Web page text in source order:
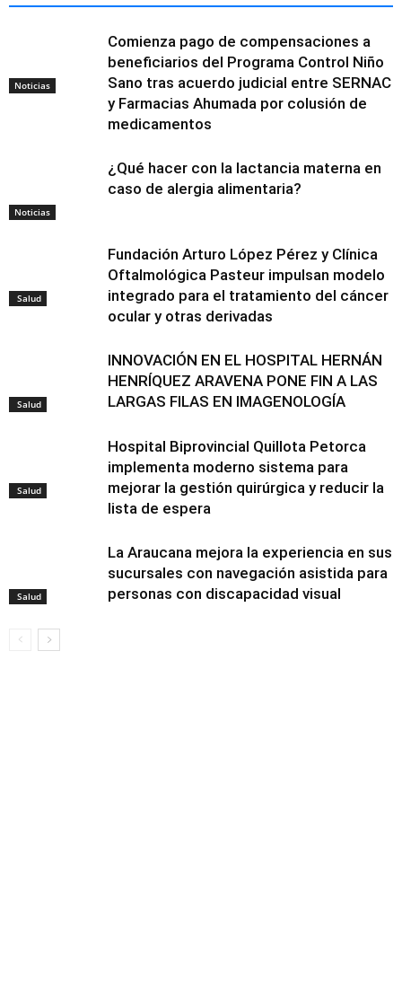
Noticias
Comienza pago de compensaciones a
beneficiarios del Programa Control Niño
Sano tras acuerdo judicial entre SERNAC
y Farmacias Ahumada por colusión de
medicamentos
Noticias
¿Qué hacer con la lactancia materna en
caso de alergia alimentaria?
Salud
Fundación Arturo López Pérez y Clínica
Oftalmológica Pasteur impulsan modelo
integrado para el tratamiento del cáncer
ocular y otras derivadas
Salud
INNOVACIÓN EN EL HOSPITAL HERNÁN
HENRÍQUEZ ARAVENA PONE FIN A LAS
LARGAS FILAS EN IMAGENOLOGÍA
Salud
Hospital Biprovincial Quillota Petorca
implementa moderno sistema para
mejorar la gestión quirúrgica y reducir la
lista de espera
Salud
La Araucana mejora la experiencia en sus
sucursales con navegación asistida para
personas con discapacidad visual